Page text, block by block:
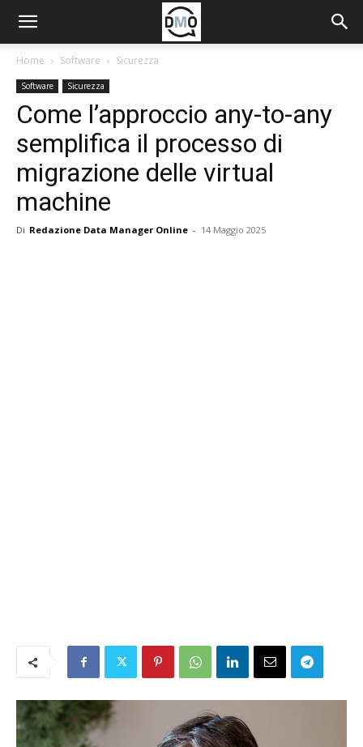
Home Software Sicurezza
Software Sicurezza
Come l’approccio any-to-any
semplifica il processo di
migrazione delle virtual
machine
Di Redazione Data Manager Online - 14 Maggio 2025